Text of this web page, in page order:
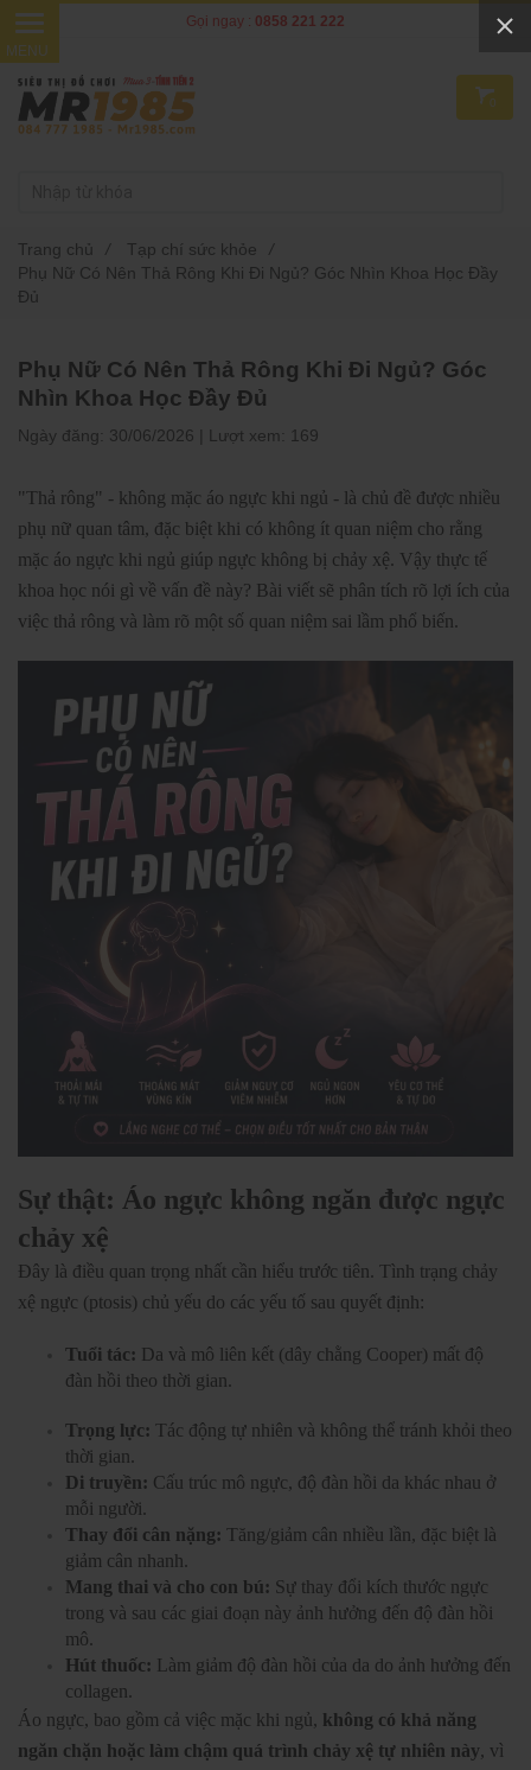
Phụ Nữ Có Nên Thả Rông Khi Đi Ngủ? Góc
Nhìn Khoa Học Đầy Đủ
Ngày đăng: 30/06/2026 | Lượt xem: 169
"Thả rông" - không mặc áo ngực khi ngủ - là chủ đề được nhiều
phụ nữ quan tâm, đặc biệt khi có không ít quan niệm cho rằng
mặc áo ngực khi ngủ giúp ngực không bị chảy xệ. Vậy thực tế
khoa học nói gì về vấn đề này? Bài viết sẽ phân tích rõ lợi ích của
việc thả rông và làm rõ một số quan niệm sai lầm phổ biến.
Sự thật: Áo ngực không ngăn được ngực
chảy xệ
Đây là điều quan trọng nhất cần hiểu trước tiên. Tình trạng chảy
xệ ngực (ptosis) chủ yếu do các yếu tố sau quyết định:
Tuổi tác: Da và mô liên kết (dây chằng Cooper) mất độ
đàn hồi theo thời gian.
Trọng lực: Tác động tự nhiên và không thể tránh khỏi theo
thời gian.
Di truyền: Cấu trúc mô ngực, độ đàn hồi da khác nhau ở
mỗi người.
Thay đổi cân nặng: Tăng/giảm cân nhiều lần, đặc biệt là
giảm cân nhanh.
Mang thai và cho con bú: Sự thay đổi kích thước ngực
trong và sau các giai đoạn này ảnh hưởng đến độ đàn hồi
mô.
Hút thuốc: Làm giảm độ đàn hồi của da do ảnh hưởng đến
collagen.
Áo ngực, bao gồm cả việc mặc khi ngủ, không có khả năng
ngăn chặn hoặc làm chậm quá trình chảy xệ tự nhiên này, vì
Trang chủ / Tạp chí sức khỏe
/
Phụ Nữ Có Nên Thả Rông Khi Đi Ngủ? Góc Nhìn Khoa Học Đầy
Đủ
Gọi ngay : 0858 221 222
0